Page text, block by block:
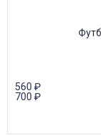
560 ₽
700 ₽